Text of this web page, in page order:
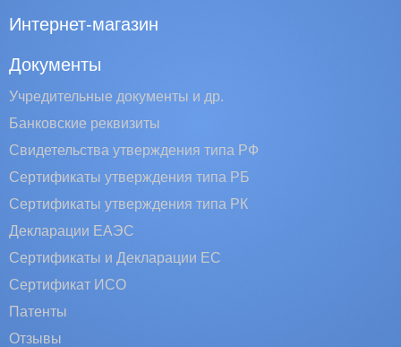
Интернет-магазин
Документы
Учредительные документы и др.
Банковские реквизиты
Свидетельства утверждения типа РФ
Сертификаты утверждения типа РБ
Сертификаты утверждения типа РК
Декларации ЕАЭС
Сертификаты и Декларации EC
Сертификат ИСО
Патенты
Отзывы